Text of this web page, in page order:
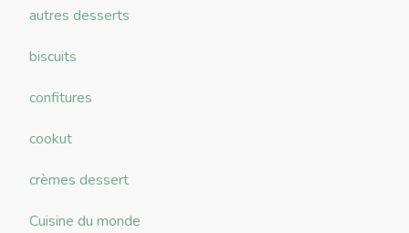
autres desserts
biscuits
confitures
cookut
crèmes dessert
Cuisine du monde